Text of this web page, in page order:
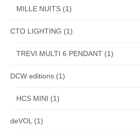
MILLE NUITS (1)
CTO LIGHTING (1)
TREVI MULTI 6 PENDANT (1)
DCW editions (1)
HCS MINI (1)
deVOL (1)